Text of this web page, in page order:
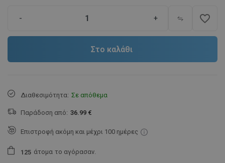
- + favorite_border
Στο καλάθι
Διαθεσιμότητα: Σε απόθεμα
Παράδοση από: 36.99 €
Επιστροφή ακόμη και μέχρι 100 ημέρες
1 25 άτομα το αγόρασαν.